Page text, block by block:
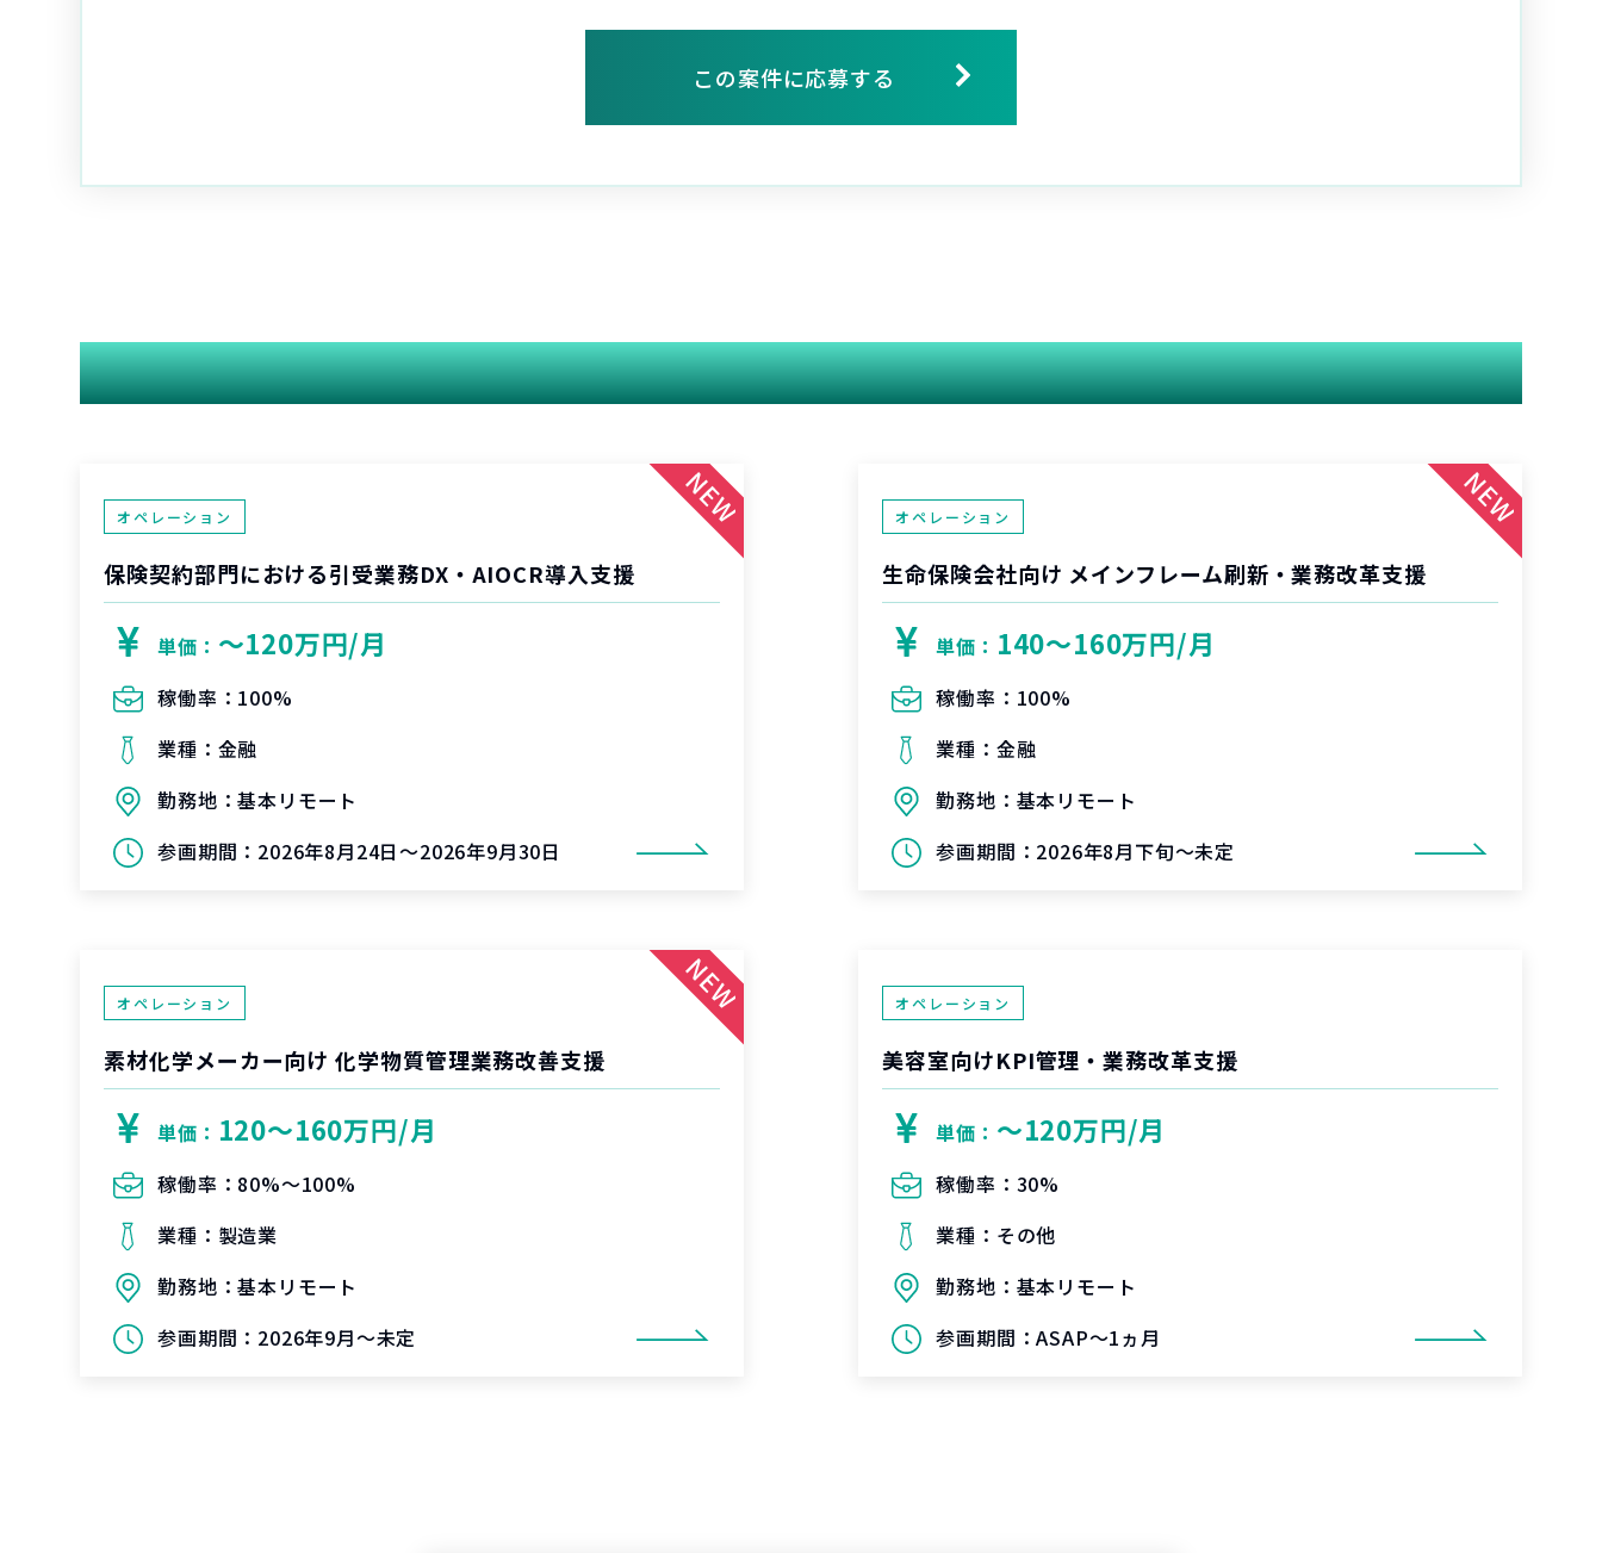
この案件に応募する
関連する案件
オペレーション
保険契約部門における引受業務DX・AIOCR導入支援
単価： 〜120万円/月
稼働率： 100%
業種： 金融
勤務地：基本リモート
参画期間： 2026年8月24日～2026年9月30日
オペレーション
生命保険会社向け メインフレーム刷新・業務改革支援
単価： 140〜160万円/月
稼働率： 100%
業種： 金融
勤務地： 基本リモート
参画期間： 2026年8月下旬～未定
オペレーション
素材化学メーカー向け 化学物質管理業務改善支援
単価： 120〜160万円/月
稼働率： 80%〜100%
業種： 製造業
勤務地：基本リモート
参画期間： 2026年9月～未定
オペレーション
美容室向けKPI管理・業務改革支援
単価： 〜120万円/月
稼働率： 30%
業種： その他
勤務地： 基本リモート
参画期間：ASAP～1ヵ月